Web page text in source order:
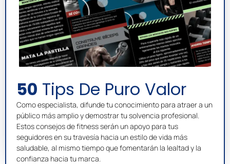
50 Tips De Puro Valor
Como especialista, difunde tu conocimiento para atraer a un
público más amplio y demostrar tu solvencia profesional.
Estos consejos de fitness serán un apoyo para tus
seguidores en su travesía hacia un estilo de vida más
saludable, al mismo tiempo que fomentarán la lealtad y la
confianza hacia tu marca.